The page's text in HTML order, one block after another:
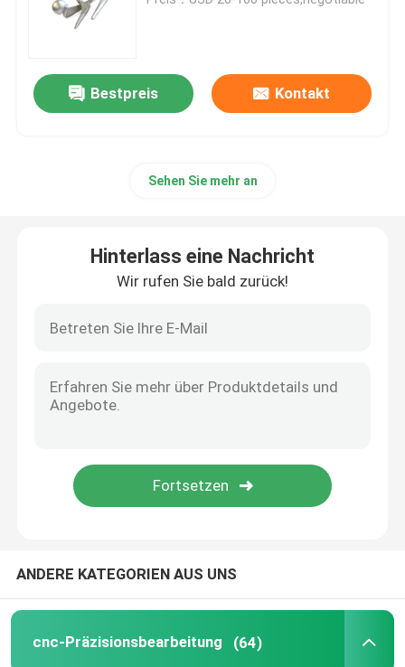
Bearbeitungsdienstleistungen Edelstahl CNC
Maschinelle Bearbeitung CNC der geringen Lautstärke
Blechbearbeitungsdienst
Cnc-Prägeservice
Plastikspritzenservice
Bestpreis Kontakt
Sehen Sie mehr an
Hinterlass eine Nachricht
Wir rufen Sie bald zurück!
ANDERE KATEGORIEN AUS UNS
cnc-Präzisionsbearbeitung (64)